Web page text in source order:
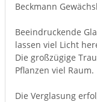
Beckmann
Beeindruckende
lassen viel Licht
Die großzügige
Pflanzen viel Raum.
Die Verglasung